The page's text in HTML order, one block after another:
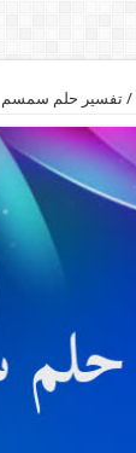
/ تفسير حلم سمسم